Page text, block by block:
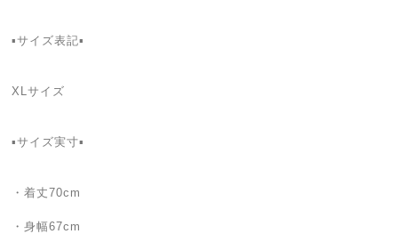
▪️サイズ表記▪
XLサイズ
▪️サイズ実寸▪️
・着丈70cm
・身幅67cm